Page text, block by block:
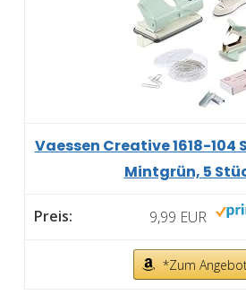
Vaessen Creative 1618-104
Mintgrün, 5
9,99 EUR
*Zum